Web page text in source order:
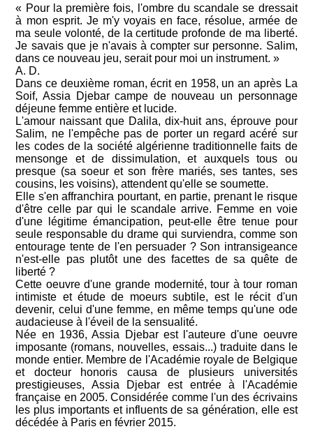
« Pour la première fois, l'ombre du scandale se dressait
à mon esprit. Je m'y voyais en face, résolue, armée de
ma seule volonté, de la certitude profonde de ma liberté.
Je savais que je n'avais à compter sur personne. Salim,
dans ce nouveau jeu, serait pour moi un instrument. »
A. D.
Dans ce deuxième roman, écrit en 1958, un an après La
Soif, Assia Djebar campe de nouveau un personnage
déjeune femme entière et lucide.
L'amour naissant que Dalila, dix-huit ans, éprouve pour
Salim, ne l'empêche pas de porter un regard acéré sur
les codes de la société algérienne traditionnelle faits de
mensonge et de dissimulation, et auxquels tous ou
presque (sa soeur et son frère mariés, ses tantes, ses
cousins, les voisins), attendent qu'elle se soumette.
Elle s'en affranchira pourtant, en partie, prenant le risque
d'être celle par qui le scandale arrive. Femme en voie
d'une légitime émancipation, peut-elle être tenue pour
seule responsable du drame qui surviendra, comme son
entourage tente de l'en persuader ? Son intransigeance
n'est-elle pas plutôt une des facettes de sa quête de
liberté ?
Cette oeuvre d'une grande modernité, tour à tour roman
intimiste et étude de moeurs subtile, est le récit d'un
devenir, celui d'une femme, en même temps qu'une ode
audacieuse à l'éveil de la sensualité.
Née en 1936, Assia Djebar est l'auteure d'une oeuvre
imposante (romans, nouvelles, essais...) traduite dans le
monde entier. Membre de l'Académie royale de Belgique
et docteur honoris causa de plusieurs universités
prestigieuses, Assia Djebar est entrée à l'Académie
française en 2005. Considérée comme l'un des écrivains
les plus importants et influents de sa génération, elle est
décédée à Paris en février 2015.